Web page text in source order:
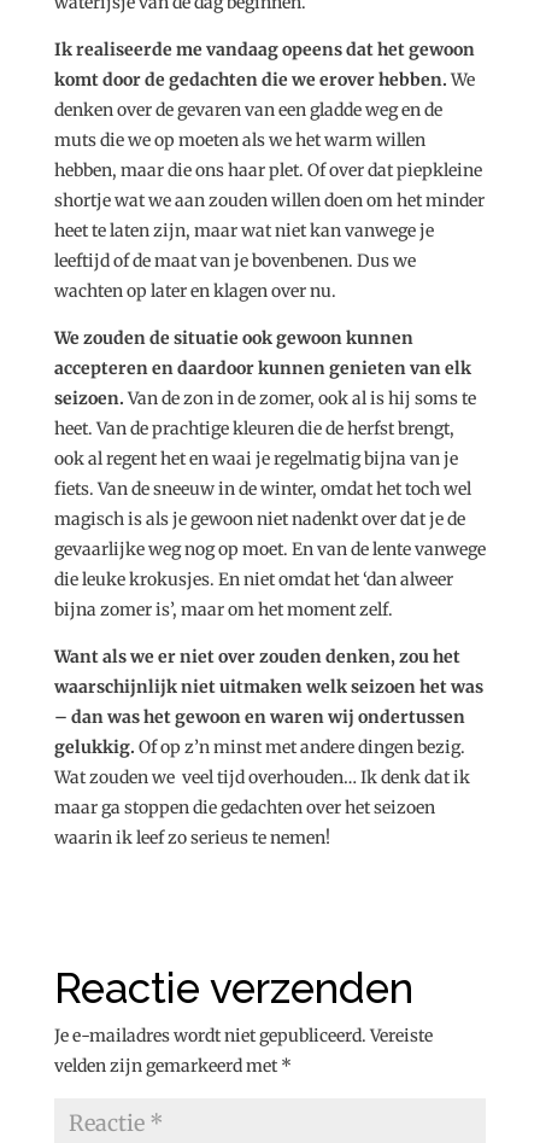
Ik realiseerde me vandaag opeens dat het gewoon
komt door de gedachten die we erover hebben. We
denken over de gevaren van een gladde weg en de
muts die we op moeten als we het warm willen
hebben, maar die ons haar plet. Of over dat piepkleine
shortje wat we aan zouden willen doen om het minder
heet te laten zijn, maar wat niet kan vanwege je
leeftijd of de maat van je bovenbenen. Dus we
wachten op later en klagen over nu.
We zouden de situatie ook gewoon kunnen
accepteren en daardoor kunnen genieten van elk
seizoen. Van de zon in de zomer, ook al is hij soms te
heet. Van de prachtige kleuren die de herfst brengt,
ook al regent het en waai je regelmatig bijna van je
fiets. Van de sneeuw in de winter, omdat het toch wel
magisch is als je gewoon niet nadenkt over dat je de
gevaarlijke weg nog op moet. En van de lente vanwege
die leuke krokusjes. En niet omdat het ‘dan alweer
bijna zomer is’, maar om het moment zelf.
Want als we er niet over zouden denken, zou het
waarschijnlijk niet uitmaken welk seizoen het was
– dan was het gewoon en waren wij ondertussen
gelukkig. Of op z’n minst met andere dingen bezig.
Wat zouden we veel tijd overhouden… Ik denk dat ik
maar ga stoppen die gedachten over het seizoen
waarin ik leef zo serieus te nemen!
Reactie verzenden
Je e-mailadres wordt niet gepubliceerd. Vereiste
velden zijn gemarkeerd met *